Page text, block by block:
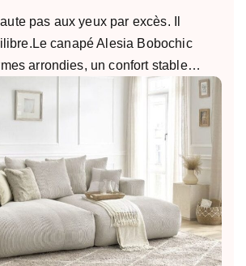
pas aux yeux par excès. Il
canapé Alesia Bobochic
arrondies, un confort stable…